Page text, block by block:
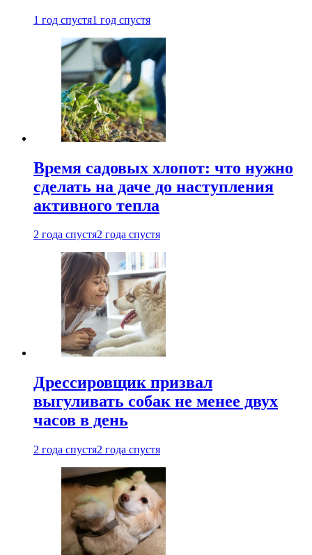
1 год спустя1 год спустя
Время садовых хлопот: что нужно
сделать на даче до наступления
активного тепла
2 года спустя2 года спустя
Дрессировщик призвал
выгуливать собак не менее двух
часов в день
2 года спустя2 года спустя